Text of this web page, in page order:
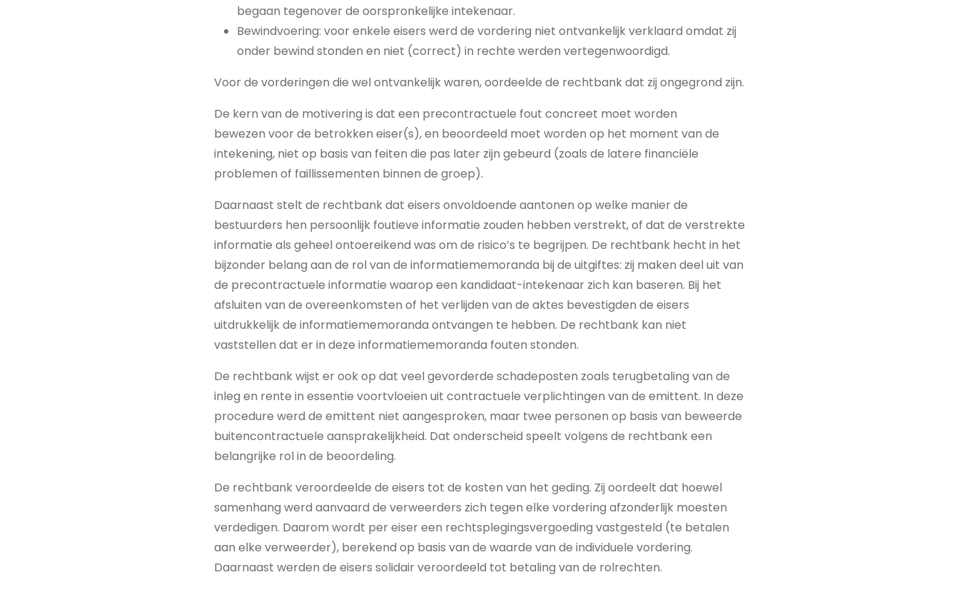
begaan tegenover de oorspronkelijke intekenaar.
Bewindvoering: voor enkele eisers werd de vordering niet ontvankelijk verklaard omdat zij
onder bewind stonden en niet (correct) in rechte werden vertegenwoordigd.
Voor de vorderingen die wel ontvankelijk waren, oordeelde de rechtbank dat zij ongegrond zijn.
De kern van de motivering is dat een precontractuele fout concreet moet worden
bewezen voor de betrokken eiser(s), en beoordeeld moet worden op het moment van de
intekening, niet op basis van feiten die pas later zijn gebeurd (zoals de latere financiële
problemen of faillissementen binnen de groep).
Daarnaast stelt de rechtbank dat eisers onvoldoende aantonen op welke manier de
bestuurders hen persoonlijk foutieve informatie zouden hebben verstrekt, of dat de verstrekte
informatie als geheel ontoereikend was om de risico’s te begrijpen. De rechtbank hecht in het
bijzonder belang aan de rol van de informatiememoranda bij de uitgiftes: zij maken deel uit van
de precontractuele informatie waarop een kandidaat-intekenaar zich kan baseren. Bij het
afsluiten van de overeenkomsten of het verlijden van de aktes bevestigden de eisers
uitdrukkelijk de informatiememoranda ontvangen te hebben. De rechtbank kan niet
vaststellen dat er in deze informatiememoranda fouten stonden.
De rechtbank wijst er ook op dat veel gevorderde schadeposten zoals terugbetaling van de
inleg en rente in essentie voortvloeien uit contractuele verplichtingen van de emittent. In deze
procedure werd de emittent niet aangesproken, maar twee personen op basis van beweerde
buitencontractuele aansprakelijkheid. Dat onderscheid speelt volgens de rechtbank een
belangrijke rol in de beoordeling.
De rechtbank veroordeelde de eisers tot de kosten van het geding. Zij oordeelt dat hoewel
samenhang werd aanvaard de verweerders zich tegen elke vordering afzonderlijk moesten
verdedigen. Daarom wordt per eiser een rechtsplegingsvergoeding vastgesteld (te betalen
aan elke verweerder), berekend op basis van de waarde van de individuele vordering.
Daarnaast werden de eisers solidair veroordeeld tot betaling van de rolrechten.